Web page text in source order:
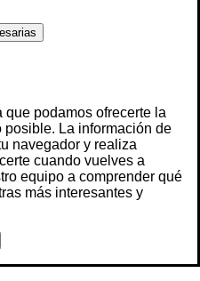
podamos ofrecerte la
La información de
navegador y realiza
cuando vuelves a
equipo a comprender qué
más interesantes y